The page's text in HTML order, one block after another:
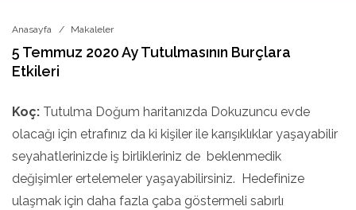
Anasayfa Makaleler
5 Temmuz 2020 Ay Tutulmasının Burçlara
Etkileri
Koç: Tutulma Doğum haritanızda Dokuzuncu evde
olacağı için etrafınız da ki kişiler ile karışıklıklar yaşayabilir
seyahatlerinizde iş birlikleriniz de beklenmedik
değişimler ertelemeler yaşayabilirsiniz. Hedefinize
ulaşmak için daha fazla çaba göstermeli sabırlı